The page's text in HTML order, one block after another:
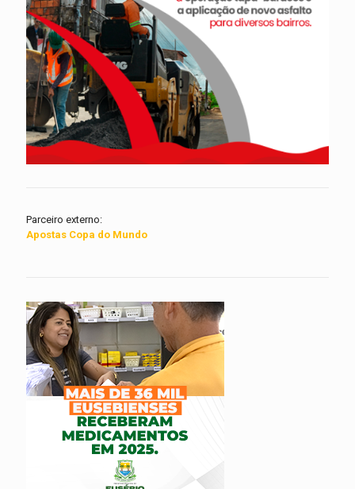
Parceiro externo:
Apostas Copa do Mundo